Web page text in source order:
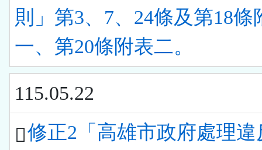
則」第3、7、24條及第18條
一、第20條附表二。
115.05.22
修正2「高雄市政府處理違